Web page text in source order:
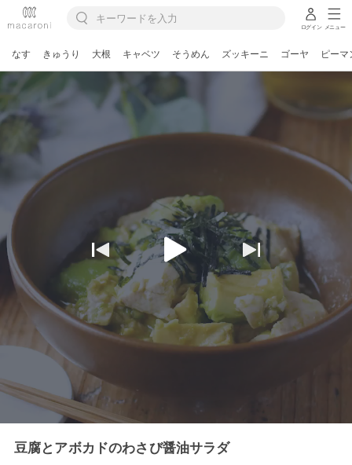
ログイン メニュー
なす きゅうり 大根 キャベツ そうめん ズッキーニ ゴーヤ ピーマ
豆腐とアボカドのわさび醤油サラダ